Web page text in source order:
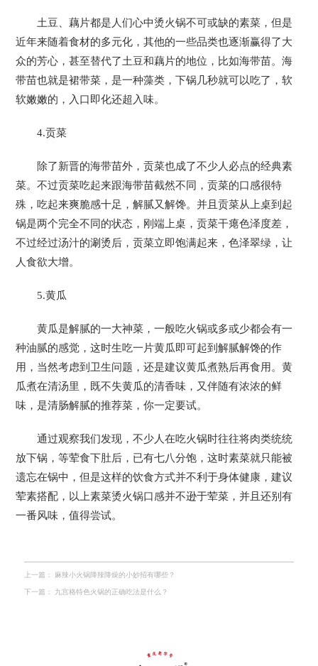
土豆、藕片都是人们心中烫火锅不可或缺的素菜，但是
近年来随着食材的多元化，其他的一些品类也逐渐赢得了大
众的芳心，甚至替代了土豆和藕片的地位，比如海带苗。海
带苗也就是裙带菜，是一种藻类，下锅几秒就可以吃了，软
软嫩嫩的，入口即化还超入味。
4.贡菜
除了新晋的海带苗外，贡菜也成了不少人必点的经典素
菜。不过贡菜吃起来跟海带苗截然不同，贡菜的口感很特
殊，吃起来爽脆感十足，解腻又解馋。并且贡菜从上桌到起
锅是两个完全不同的状态，刚端上桌，贡菜干瘪色泽度差，
不过经过汤汁的涮烫后，贡菜立即饱满起来，色泽翠绿，让
人食欲大增。
5.黄瓜
黄瓜是解腻的一大神菜，一般吃火锅或多或少都会有一
种油腻的感觉，这时生吃一片黄瓜即可起到解腻解馋的作
用，当然考虑到卫生问题，还是建议黄瓜煮熟后再食用。黄
瓜煮在清汤里，既不失黄瓜的清香味，又伴随有浓浓的鲜
味，是清肠解腻的推荐菜，你一定要试。
通过观察我们发现，不少人在吃火锅时往往将肉类统统
放下锅，等荤食下肚后，已有七八分饱，这时素菜就只能被
遗忘在锅中，但是这样的饮食方式并不利于身体健康，建议
荤素搭配，以上素菜烫火锅口感并不逊于荤菜，并且还别有
一番风味，值得尝试。
上一篇： 麻辣小火锅降辣降燥的小妙招有哪些？
下一篇： 九宫格特色火锅的正确吃法是什么？